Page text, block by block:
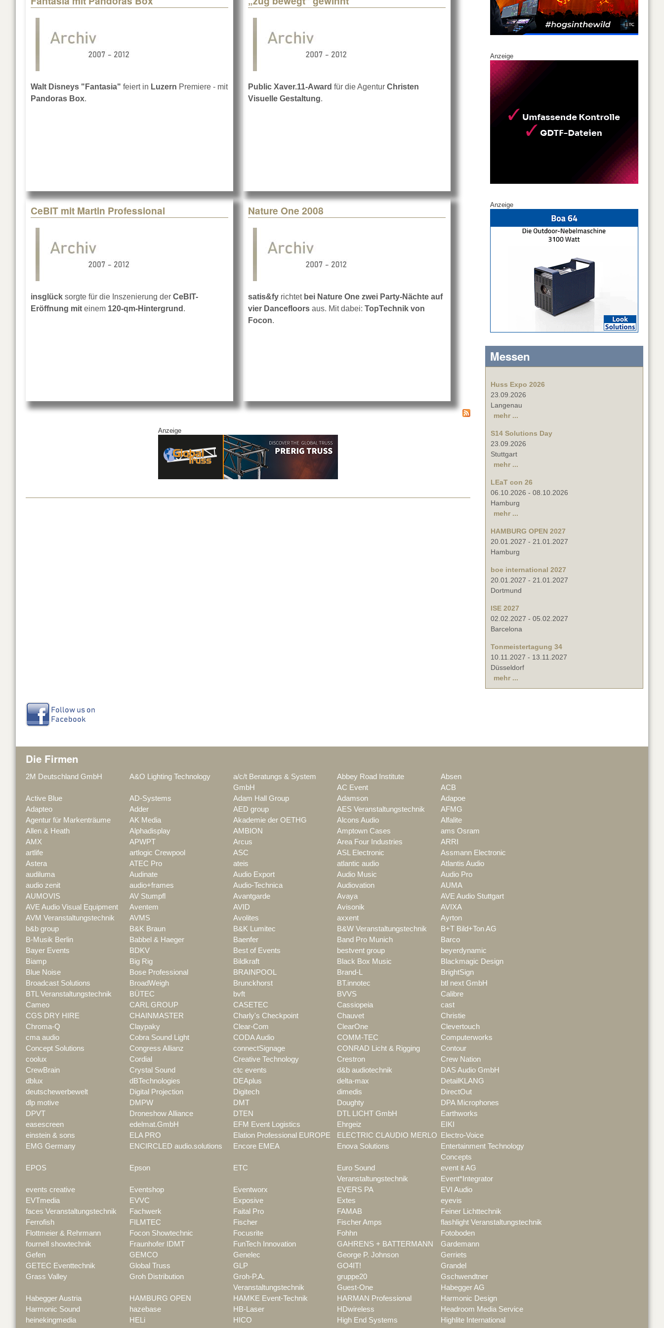
Walt Disneys "Fantasia" feiert in Luzern Premiere - mit
Pandoras Box.
Public Xaver.11-Award für die Agentur Christen
Visuelle Gestaltung.
CeBIT mit Martin Professional
insglück sorgte für die Inszenierung der CeBIT-
Eröffnung mit einem 120-qm-Hintergrund .
Nature One 2008
satis&fy richtet bei Nature One zwei Party-Nächte auf
vier Dancefloors aus. Mit dabei: TopTechnik von
Focon.
Anzeige
Anzeige
Anzeige
Messen
Huss Expo 2026
23.09.2026
Langenau
mehr ...
S14 Solutions Day
23.09.2026
Stuttgart
mehr ...
LEaT con 26
06.10.2026 - 08.10.2026
Hamburg
mehr ...
HAMBURG OPEN 2027
20.01.2027 - 21.01.2027
Hamburg
boe international 2027
20.01.2027 - 21.01.2027
Dortmund
ISE 2027
02.02.2027 - 05.02.2027
Barcelona
Tonmeistertagung 34
10.11.2027 - 13.11.2027
Düsseldorf
mehr ...
Die Firmen
2M Deutschland GmbH A&O Lighting Technology
a/c/t Beratungs & System
GmbH
Abbey Road Institute
Absen
AC Event
ACB
Active Blue
AD-Systems Adam Hall Group Adamson
Adapoe
Adapteo
Adder AED group AES Veranstaltungstechnik
AFMG
Agentur für Markenträume
AK Media Akademie der OETHG Alcons Audio
Alfalite
Allen & Heath
Alphadisplay AMBION Amptown Cases
ams Osram
AMX
APWPT Arcus Area Four Industries
ARRI
artlife
artlogic Crewpool ASC ASL Electronic
Assmann Electronic
Astera
ATEC Pro ateis atlantic audio
Atlantis Audio
audiluma
Audinate Audio Export Audio Music
Audio Pro
audio zenit
audio+frames Audio-Technica Audiovation
AUMA
AUMOVIS
AV Stumpfl Avantgarde Avaya
AVE Audio Stuttgart
AVE Audio Visual Equipment
Aventem AVID Avisonik
AVIXA
AVM Veranstaltungstechnik
AVMS Avolites axxent
Ayrton
b&b group
B&K Braun B&K Lumitec B&W Veranstaltungstechnik
B+T Bild+Ton AG
B-Musik Berlin
Babbel & Haeger Baenfer Band Pro Munich
Barco
Bayer Events
BDKV Best of Events bestvent group
beyerdynamic
Biamp
Big Rig Bildkraft Black Box Music
Blackmagic Design
Blue Noise
Bose Professional BRAINPOOL Brand-L
BrightSign
Broadcast Solutions
BroadWeigh Brunckhorst BT.innotec
btl next GmbH
BTL Veranstaltungstechnik
BÜTEC bvft BVVS
Calibre
Cameo
CARL GROUP CASETEC Cassiopeia
cast
CGS DRY HIRE
CHAINMASTER Charly's Checkpoint Chauvet
Christie
Chroma-Q
Claypaky Clear-Com ClearOne
Clevertouch
cma audio
Cobra Sound Light CODA Audio COMM-TEC
Computerworks
Concept Solutions
Congress Allianz connectSignage CONRAD Licht & Rigging
Contour
coolux
Cordial Creative Technology Crestron
Crew Nation
CrewBrain
Crystal Sound ctc events d&b audiotechnik
DAS Audio GmbH
dblux
dBTechnologies DEAplus delta-max
DetailKLANG
deutschewerbewelt
Digital Projection Digitech dimedis
DirectOut
dlp motive
DMPW DMT Doughty
DPA Microphones
DPVT
Droneshow Alliance DTEN DTL LICHT GmbH
Earthworks
easescreen
edelmat.GmbH EFM Event Logistics Ehrgeiz
EIKI
einstein & sons
ELA PRO Elation Professional EUROPE ELECTRIC CLAUDIO MERLO
Electro-Voice
EMG Germany
ENCIRCLED audio.solutions Encore EMEA Enova Solutions
Entertainment Technology
Concepts
EPOS
Epson ETC
Euro Sound
Veranstaltungstechnik
event it AG
Event*Integrator
events creative
Eventshop Eventworx EVERS PA
EVI Audio
EVTmedia
EVVC Exposive Extes
eyevis
faces Veranstaltungstechnik
Fachwerk Faital Pro FAMAB
Feiner Lichttechnik
Ferrofish
FILMTEC Fischer Fischer Amps
flashlight Veranstaltungstechnik
Flottmeier & Rehrmann
Focon Showtechnic Focusrite Fohhn
Fotoboden
fournell showtechnik
Fraunhofer IDMT FunTech Innovation GAHRENS + BATTERMANN
Gardemann
Gefen
GEMCO Genelec George P. Johnson
Gerriets
GETEC Eventtechnik
Global Truss GLP GO4IT!
Grandel
Grass Valley
Groh Distribution
Groh-P.A.
Veranstaltungstechnik
gruppe20
Gschwendtner
Guest-One
Habegger AG
Habegger Austria
HAMBURG OPEN HAMKE Event-Technik HARMAN Professional
Harmonic Design
Harmonic Sound
hazebase HB-Laser HDwireless
Headroom Media Service
heinekingmedia
HELi HICO High End Systems
Highlite International